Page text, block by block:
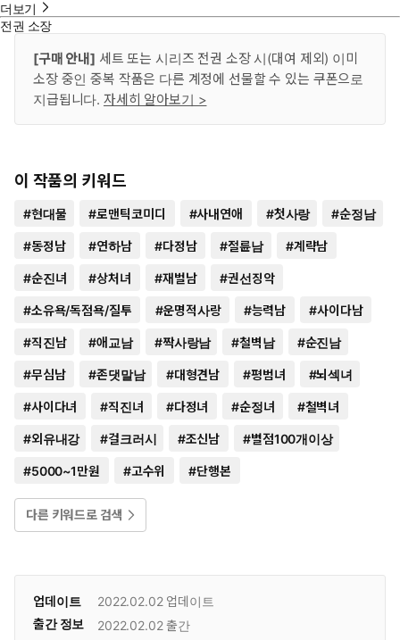
더보기
전권 소장
[구매 안내] 세트 또는 시리즈 전권 소장 시(대여 제외) 이미
소장 중인 중복 작품은 다른 계정에 선물할 수 있는 쿠폰으로
지급됩니다. 자세히 알아보기 >
이 작품의 키워드
#현대물 #로맨틱코미디 #사내연애 #첫사랑 #순정남
#동정남 #연하남 #다정남 #절륜남 #계략남
#순진녀 #상처녀 #재벌남 #권선징악
#소유욕/독점욕/질투 #운명적사랑 #능력남 #사이다남
#직진남 #애교남 #짝사랑남 #철벽남 #순진남
#무심남 #존댓말남 #대형견남 #평범녀 #뇌섹녀
#사이다녀 #직진녀 #다정녀 #순정녀 #철벽녀
#외유내강 #걸크러시 #조신남 #별점100개이상
#5000~1만원 #고수위 #단행본
다른 키워드로 검색
업데이트 2022.02.02업데이트
출간 정보
2022.02.02 출간